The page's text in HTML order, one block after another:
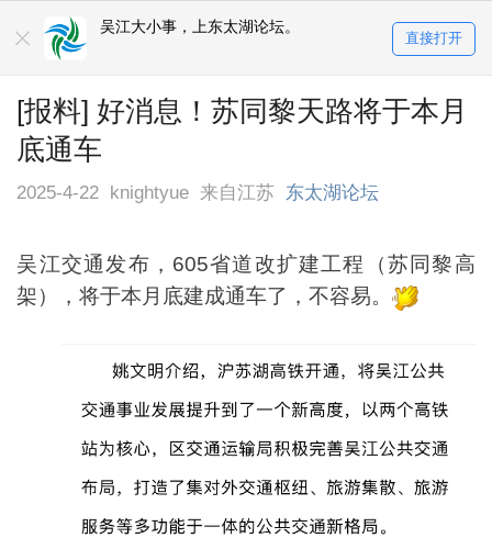
吴江大小事，上东太湖论坛。
直接打开
[报料] 好消息！苏同黎天路将于本月
底通车
2025-4-22 knightyue 来自江苏 东太湖论坛
吴江交通发布，605省道改扩建工程（苏同黎高
架），将于本月底建成通车了，不容易。